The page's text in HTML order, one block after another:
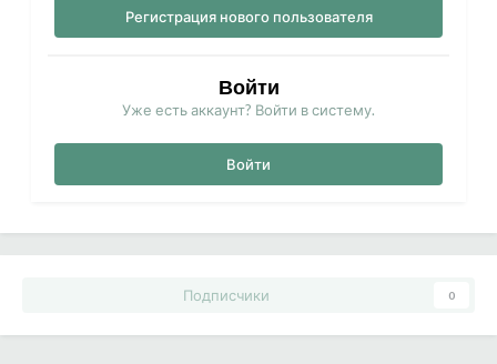
Регистрация нового пользователя
Войти
Уже есть аккаунт? Войти в систему.
Войти
Подписчики 0